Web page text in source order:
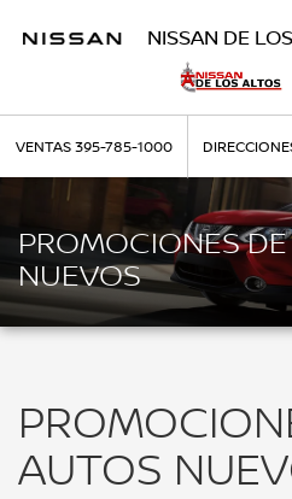
NISSAN DE
VENTAS395-785-1000
PROMOCIONES
NUEVOS
AUTOS